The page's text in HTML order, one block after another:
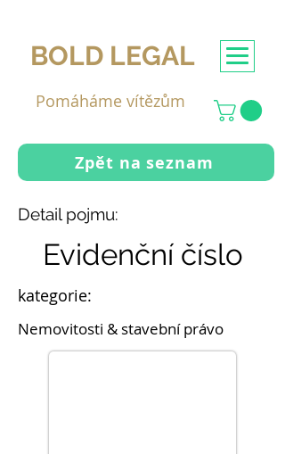
BOLD LEGAL
Pomáháme vítězům
Zpět na seznam
Detail pojmu:
Evidenční číslo
kategorie:
Nemovitosti & stavební právo